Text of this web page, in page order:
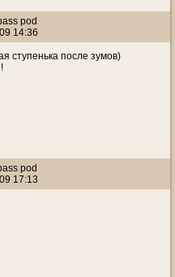
pod
14:36
ступенька после зумов)
pod
17:13